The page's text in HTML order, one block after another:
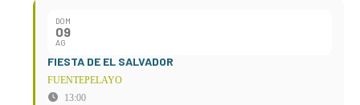
DOM
09
AG
FIESTA DE EL SALVADOR
FUENTEPELAYO
13:00